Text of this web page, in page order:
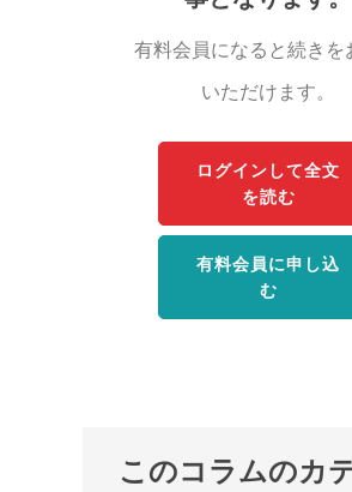
有料会員になると続きを
いただけます。
ログインして全文
を読む
有料会員に申し込
む
このコラムのカ